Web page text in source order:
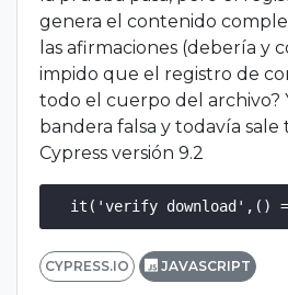
genera el contenido
las afirmaciones (debería y
impido que el registro de
todo el cuerpo del archivo?
bandera falsa y todavía sale
Cypress versión 9.2
it('verify download',()
CYPRESS.IO JAVASCRIPT